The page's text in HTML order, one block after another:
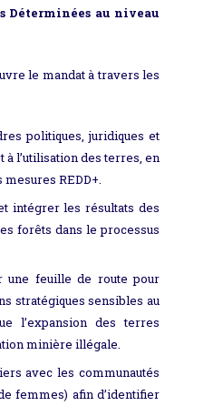
Déterminées au niveau
le mandat à travers les
politiques, juridiques et
l’utilisation des terres, en
REDD+.
intégrer les résultats des
forêts dans le processus
une feuille de route pour
stratégiques sensibles au
l’expansion des terres
minière illégale.
avec les communautés
femmes) afin d’identifier